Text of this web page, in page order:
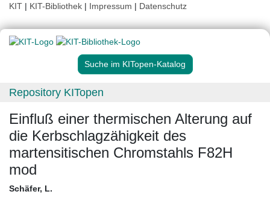
KIT | KIT-Bibliothek | Impressum | Datenschutz
Suche im KITopen-Katalog
Repository KITopen
Einfluß einer thermischen Alterung auf
die Kerbschlagzähigkeit des
martensitischen Chromstahls F82H
mod
Schäfer, L.